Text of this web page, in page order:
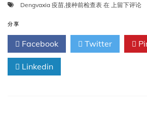
Dengvaxia 疫苗,接种前检查表 在 Dengvaxia
接
种
前
上留下评论
分享
Facebook Twitter
Linkedin